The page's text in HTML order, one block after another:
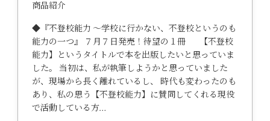
商品紹介
◆『不登校能力 ～学校に行かない、不登校というのも
能力の一つ』 ７月７日発売！待望の１冊 【不登校
能力】というタイトルで本を出版したいと思っていま
した。 当初は、私が執筆しようかと思っていました
が、現場から長く離れているし、 時代も変わったのも
あり、私の思う【不登校能力】に賛同してくれる現役
で活動している方…